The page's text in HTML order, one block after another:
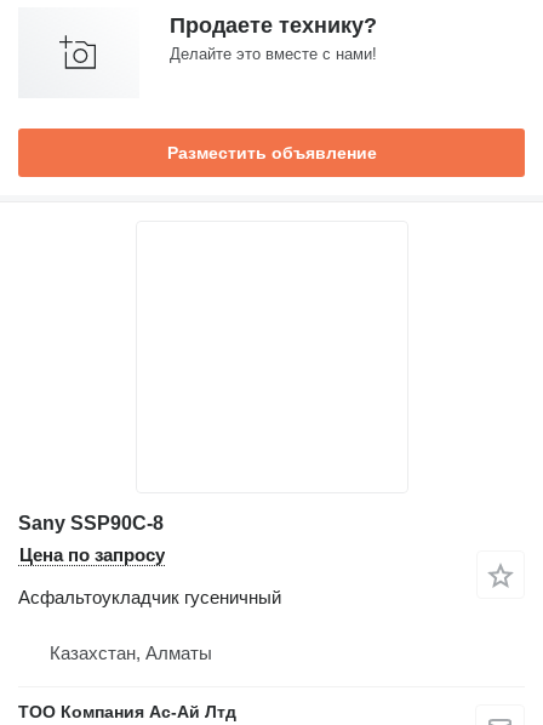
Продаете технику?
Делайте это вместе с нами!
Разместить объявление
Sany SSP90C-8
Цена по запросу
Асфальтоукладчик гусеничный
Казахстан, Алматы
ТОО Компания Ас-Ай Лтд